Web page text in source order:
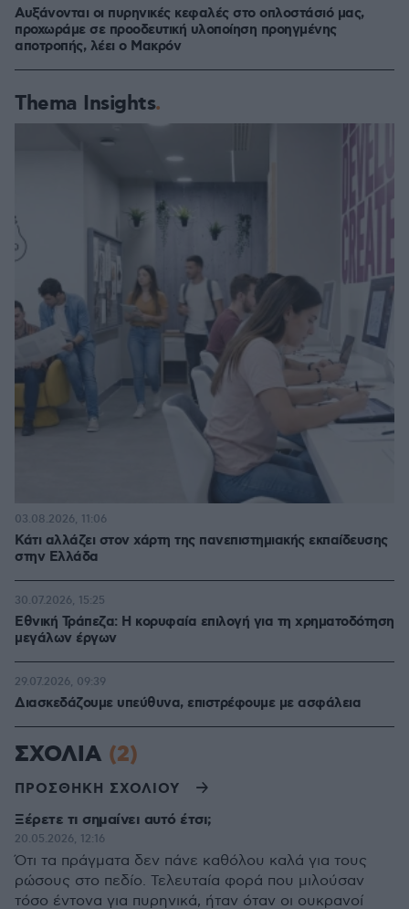
Αυξάνονται οι πυρηνικές κεφαλές στο οπλοστάσιό μας,
προχωράμε σε προοδευτική υλοποίηση προηγμένης
αποτροπής, λέει ο Μακρόν
Thema Insights
Κάτι αλλάζει στον χάρτη της πανεπιστημιακής εκπαίδευσης
στην Ελλάδα
03.08.2026, 11:06
Εθνική Τράπεζα: Η κορυφαία επιλογή για τη χρηματοδότηση
μεγάλων έργων
30.07.2026, 15:25
Διασκεδάζουμε υπεύθυνα, επιστρέφουμε με ασφάλεια
29.07.2026, 09:39
ΣΧΟΛΙΑ (2)
ΠΡΟΣΘΗΚΗ ΣΧΟΛΙΟΥ
Ξέρετε τι σημαίνει αυτό έτσι;
20.05.2026, 12:16
Ότι τα πράγματα δεν πάνε καθόλου καλά για τους
ρώσους στο πεδίο. Τελευταία φορά που μιλούσαν
τόσο έντονα για πυρηνικά, ήταν όταν οι ουκρανοί